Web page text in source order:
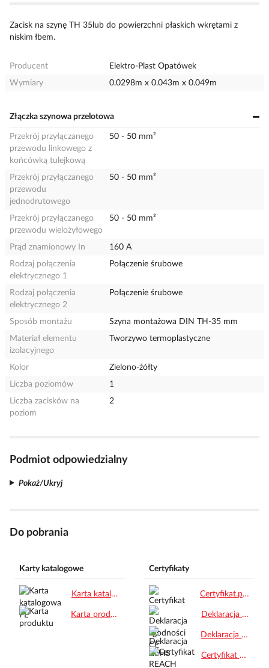
Zacisk na szynę TH 35lub do powierzchni płaskich wkrętami z
niskim łbem.
Producent
Elektro-Plast Opatówek
Wymiary
0.0298m x 0.043m x 0.049m
Złączka szynowa przelotowa
Przekrój przyłączanego
przewodu linkowego z
końcówką tulejkową
50 - 50 mm²
Przekrój przyłączanego
przewodu
jednodrutowego
50 - 50 mm²
Przekrój przyłączanego
przewodu wielożyłowego
50 - 50 mm²
Prąd znamionowy In
160 A
Rodzaj połączenia
elektrycznego 1
Połączenie śrubowe
Rodzaj połączenia
elektrycznego 2
Połączenie śrubowe
Sposób montażu
Szyna montażowa DIN TH-35 mm
Materiał elementu
izolacyjnego
Tworzywo termoplastyczne
Kolor
Zielono-żółty
Liczba poziomów
1
Liczba zacisków na
poziom
2
Podmiot odpowiedzialny
Pokaż/Ukryj
Do pobrania
Karty katalogowe
Karta katalogowa PL.pdf
Karta produktu.pdf
Certyfikaty
Certyfikat.pdf
Deklaracja zgodności CE.pdf
Deklaracja RoHS.pdf
Certyfikat REACH.pdf